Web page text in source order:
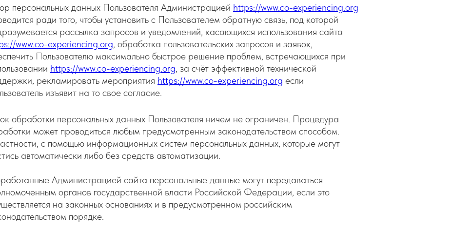
персональных данных Пользователя Администрацией https://www.co-experiencing.org
ради того, чтобы установить с Пользователем обратную связь, под которой
рассылка запросов и уведомлений, касающихся использования сайта
www.co-experiencing.org, обработка пользовательских запросов и заявок,
Пользователю максимально быстрое решение проблем, встречающихся при
https://www.co-experiencing.org, за счёт эффективной технической
рекламировать мероприятия https://www.co-experiencing.org если
изъявит на то свое согласие.
обработки персональных данных Пользователя ничем не ограничен. Процедура
может проводиться любым предусмотренным законодательством способом.
с помощью информационных систем персональных данных, которые могут
автоматически либо без средств автоматизации.
Администрацией сайта персональные данные могут передаваться
органов государственной власти Российской Федерации, если это
на законных основаниях и в предусмотренном российским
порядке.